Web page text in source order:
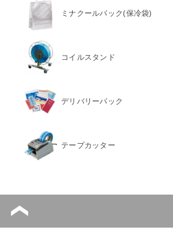
ミナクールパック(保冷袋)
コイルスタンド
デリバリーパック
テープカッター